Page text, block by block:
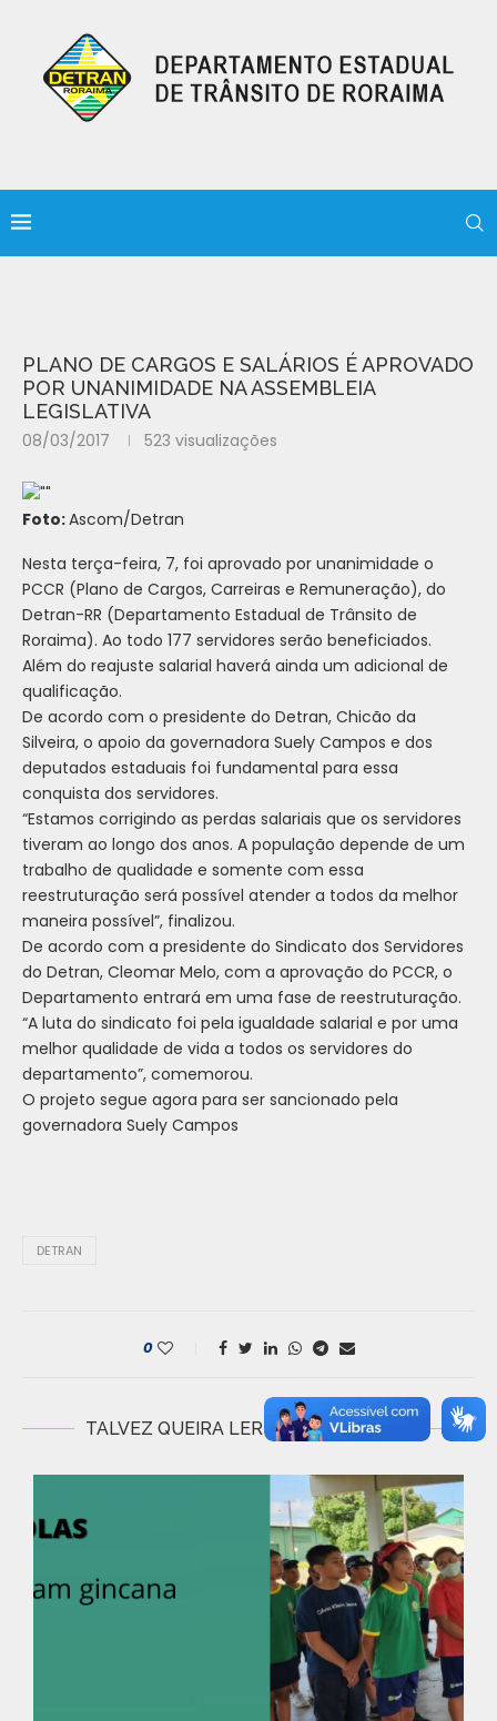
PLANO DE CARGOS E SALÁRIOS É APROVADO
POR UNANIMIDADE NA ASSEMBLEIA
LEGISLATIVA
08/03/2017 523 visualizações
Foto:Ascom/Detran
Nesta terça-feira, 7, foi aprovado por unanimidade o
PCCR (Plano de Cargos, Carreiras e Remuneração), do
Detran-RR (Departamento Estadual de Trânsito de
Roraima). Ao todo 177 servidores serão beneficiados.
Além do reajuste salarial haverá ainda um adicional de
qualificação.
De acordo com o presidente do Detran, Chicão da
Silveira, o apoio da governadora Suely Campos e dos
deputados estaduais foi fundamental para essa
conquista dos servidores.
“Estamos corrigindo as perdas salariais que os servidores
tiveram ao longo dos anos. A população depende de um
trabalho de qualidade e somente com essa
reestruturação será possível atender a todos da melhor
maneira possível”, finalizou.
De acordo com a presidente do Sindicato dos Servidores
do Detran, Cleomar Melo, com a aprovação do PCCR, o
Departamento entrará em uma fase de reestruturação.
“A luta do sindicato foi pela igualdade salarial e por uma
melhor qualidade de vida a todos os servidores do
departamento”, comemorou.
O projeto segue agora para ser sancionado pela
governadora Suely Campos
DETRAN
0
TALVEZ QUEIRA LER ESSAS NOTÍCIAS